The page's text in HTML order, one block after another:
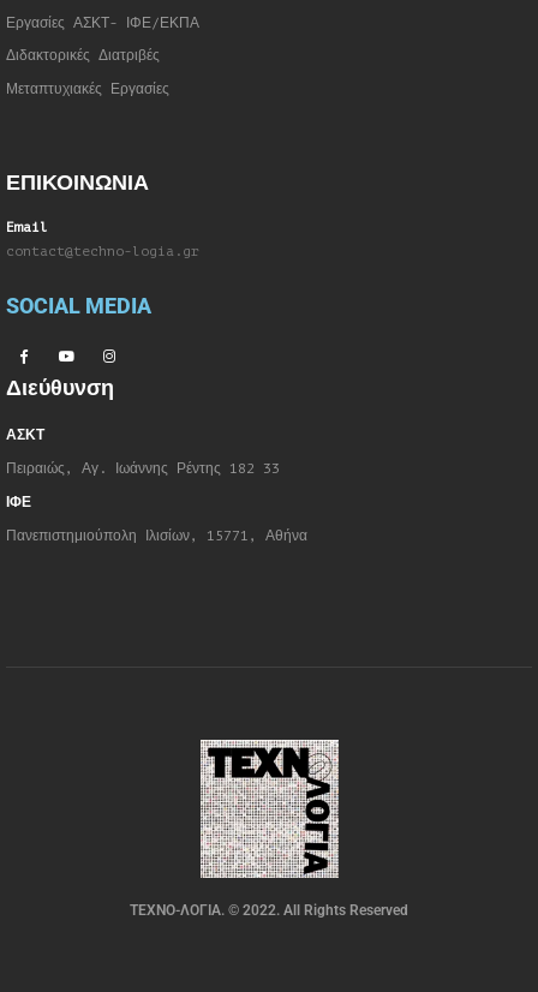
Εργασίες ΑΣΚΤ- ΙΦΕ/ΕΚΠΑ
Διδακτορικές Διατριβές
Μεταπτυχιακές Εργασίες
ΕΠΙΚΟΙΝΩΝΙΑ
Email
contact@techno-logia.gr
SOCIAL MEDIA
Διεύθυνση
ΑΣΚΤ
Πειραιώς, Αγ. Ιωάννης Ρέντης 182 33
ΙΦΕ
Πανεπιστημιούπολη Ιλισίων, 15771, Αθήνα
ΤΕΧΝΟ-ΛΟΓΙΑ. © 2022. All Rights Reserved